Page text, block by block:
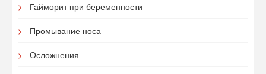
Гайморит при беременности
Промывание носа
Осложнения